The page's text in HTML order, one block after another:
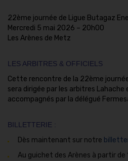
22ème journée de Ligue Butagaz
Mercredi 5 mai 2026 – 20h00
Les Arènes de Metz
LES ARBITRES & OFFICIELS
Cette rencontre de la 22ème
sera dirigée par les arbitres Lahache
accompagnés par la délégué
BILLETTERIE :
Dès maintenant sur notre
Au guichet des Arènes à partir de